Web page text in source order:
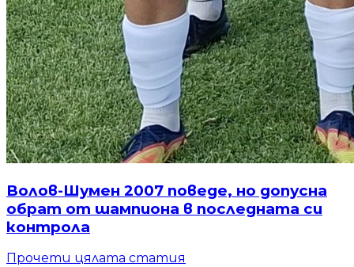
Волов-Шумен 2007 поведе, но допусна
обрат от шампиона в последната си
контрола
Прочети цялата статия